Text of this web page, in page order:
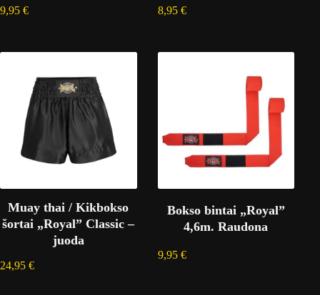
9,95 € 8,95 €
Muay thai / Kikbokso
šortai „Royal” Classic –
juoda
24,95 €
Bokso bintai „Royal”
4,6m. Raudona
9,95 €